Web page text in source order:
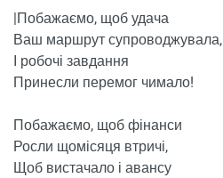
|Побажаємо, щоб удача
Ваш маршрут супроводжувала,
І робочі завдання
Принесли перемог чимало!
Побажаємо, щоб фінанси
Росли щомісяця втричі,
Щоб вистачало і авансу